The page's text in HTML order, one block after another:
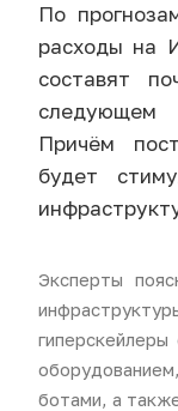
По
расходы на
составят
Причём
будет
Эксперты
ботами, а